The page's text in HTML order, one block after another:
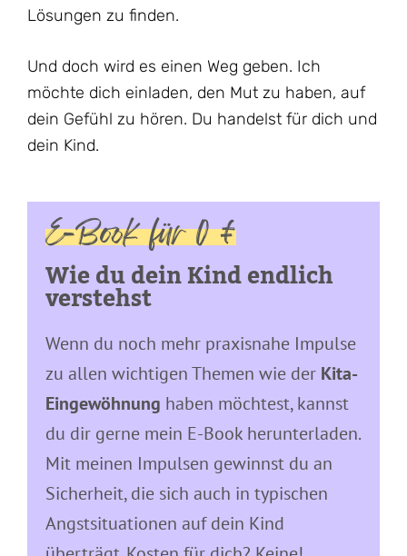
Lösungen zu finden.
Und doch wird es einen Weg geben. Ich
möchte dich einladen, den Mut zu haben, auf
dein Gefühl zu hören. Du handelst für dich und
dein Kind.
E-Book für 0 €
Wie du dein Kind endlich
verstehst
Wenn du noch mehr praxisnahe Impulse
zu allen wichtigen Themen wie der Kita-
Eingewöhnung haben möchtest, kannst
du dir gerne mein E-Book herunterladen.
Mit meinen Impulsen gewinnst du an
Sicherheit, die sich auch in typischen
Angstsituationen auf dein Kind